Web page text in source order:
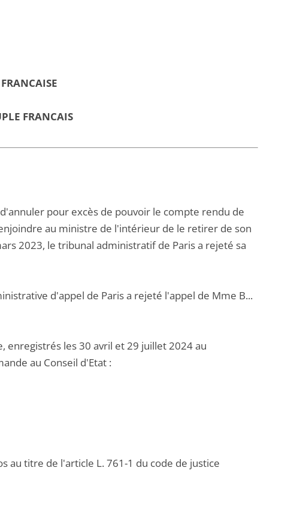
FRANCAIS
pour excès de pouvoir le compte rendu de
au ministre de l'intérieur de le retirer de son
2023, le tribunal administratif de Paris a rejeté sa
d'appel de Paris a rejeté l'appel de Mme B...
les 30 avril et 29 juillet 2024 au
au Conseil d'Etat :
au titre de l'article L. 761-1 du code de justice